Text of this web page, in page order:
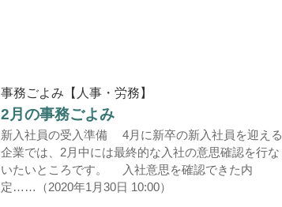
事務ごよみ【人事・労務】
2月の事務ごよみ
新入社員の受入準備 4月に新卒の新入社員を迎える
企業では、2月中には最終的な入社の意思確認を行な
いたいところです。 入社意思を確認できた内
定……（2020年1月30日 10:00）